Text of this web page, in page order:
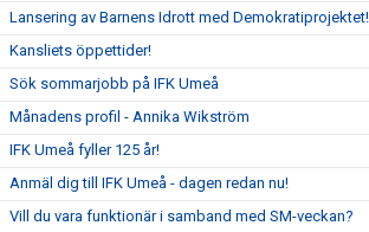
Lansering av Barnens Idrott med Demokratiprojektet!
Kansliets öppettider!
Sök sommarjobb på IFK Umeå
Månadens profil - Annika Wikström
IFK Umeå fyller 125 år!
Anmäl dig till IFK Umeå - dagen redan nu!
Vill du vara funktionär i samband med SM-veckan?